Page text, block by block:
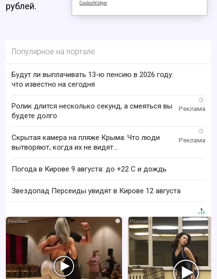
рублей.
Популярное на портале
Будут ли выплачивать 13-ю пенсию в 2026 году:
что известно на сегодня
i
Ролик длится несколько секунд, а смеяться вы
будете долго
i
Скрытая камера на пляже Крыма: Что люди
вытворяют, когда их не видят...
Погода в Кирове 9 августа: до +22 C и дождь
Звездопад Персеиды увидят в Кирове 12 августа
i
CookieWidget